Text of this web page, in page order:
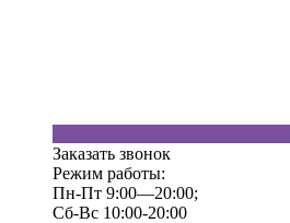
Заказать звонок
Режим работы:
Пн-Пт 9:00—20:00;
Сб-Вс 10:00-20:00